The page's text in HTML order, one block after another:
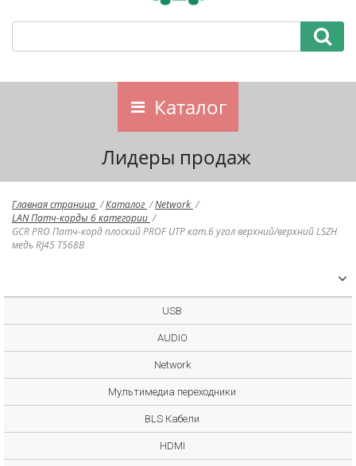
Каталог
Лидеры продаж
Главная страница /Каталог /Network /
LAN Патч-корды 6 категории /
GCR PRO Патч-корд плоский PROF UTP кат.6 угол верхний/верхний LSZH
медь RJ45 T568B
USB
AUDIO
Network
Мультимедиа переходники
BLS Кабели
HDMI